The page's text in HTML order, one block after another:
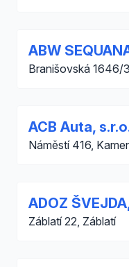
ABW
Branišovská 1646/
ACB Auta,
Náměstí 416,
ADOZ
Záblatí 22, Záblatí